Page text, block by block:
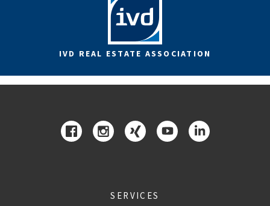
IVD REAL ESTATE ASSOCIATION
SERVICES